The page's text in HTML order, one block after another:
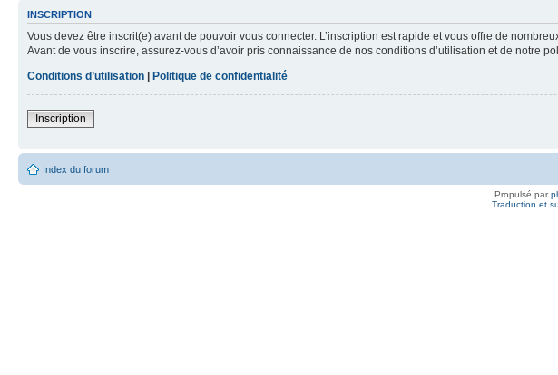
INSCRIPTION
Vous devez être inscrit(e) avant de pouvoir vous connecter. L’inscription est rapide et vous offre de
Avant de vous inscrire, assurez-vous d’avoir pris connaissance de nos conditions d’utilisation et de notre
Conditions d’utilisation | Politique de confidentialité
Inscription
Index du forum
Propulsé par
Traduction et